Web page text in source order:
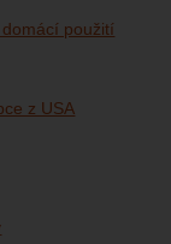
použití
z USA